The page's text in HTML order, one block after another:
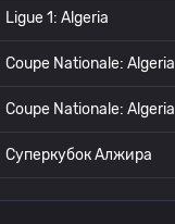
Ligue 1: Algeria
Coupe Nationale: Algeria
Coupe Nationale: Algeria
Суперкубок Алжира